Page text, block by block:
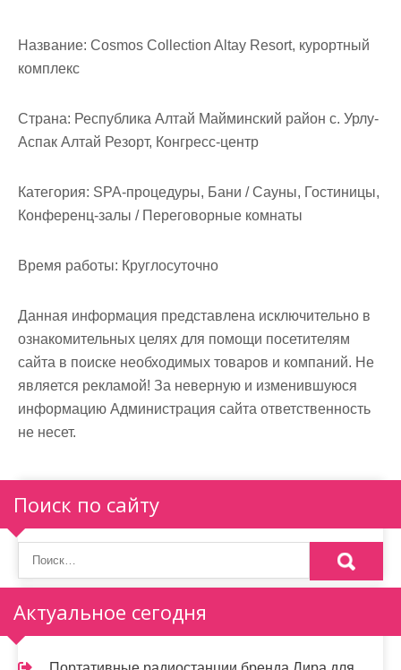
Название: Cosmos Collection Altay Resort, курортный
комплекс
Страна: Республика Алтай Майминский район с. Урлу-
Аспак Алтай Резорт, Конгресс-центр
Категория: SPA-процедуры, Бани / Сауны, Гостиницы,
Конференц-залы / Переговорные комнаты
Время работы: Круглосуточно
Данная информация представлена исключительно в
ознакомительных целях для помощи посетителям
сайта в поиске необходимых товаров и компаний. Не
является рекламой! За неверную и изменившуюся
информацию Администрация сайта ответственность
не несет.
Поиск по сайту
Актуальное сегодня